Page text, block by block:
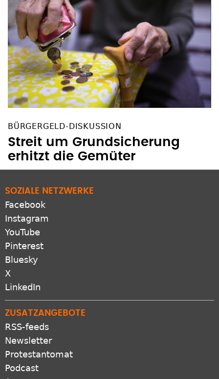
BÜRGERGELD-DISKUSSION
Streit um Grundsicherung
SOZIALE NETZWERKE
Facebook
Instagram
YouTube
Pinterest
Bluesky
X
ZUSATZANGEBOTE
RSS-feeds
Newsletter
Protestantomat